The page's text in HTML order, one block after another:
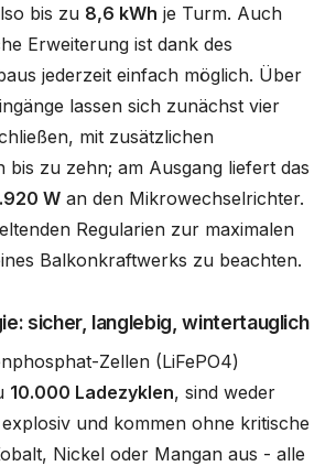
bis zu 8,6 kWh je Turm. Auch
Erweiterung ist dank des
jederzeit einfach möglich. Über
lassen sich zunächst vier
mit zusätzlichen
bis zu zehn; am Ausgang liefert das
W an den Mikrowechselrichter.
Regularien zur maximalen
Balkonkraftwerks zu beachten.
sicher, langlebig, wintertauglich
Zellen (LiFePO4)
10.000 Ladezyklen, sind weder
und kommen ohne kritische
Nickel oder Mangan aus - alle